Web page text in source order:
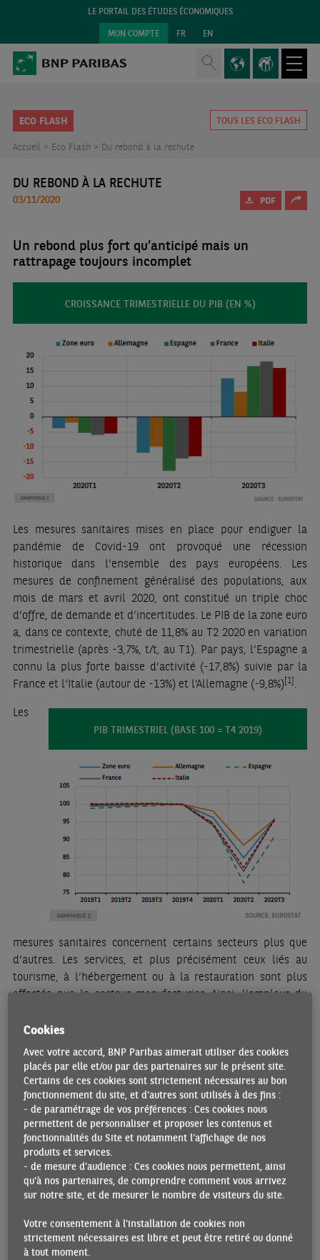
LE PORTAIL DES ÉTUDES ÉCONOMIQUES
MON COMPTE FR EN
ECO FLASH TOUS LES ECO FLASH
Accueil > Eco Flash > Du rebond à la rechute
DU REBOND À LA RECHUTE
03/11/2020 PDF
Un rebond plus fort qu’anticipé mais un
rattrapage toujours incomplet
CROISSANCE TRIMESTRIELLE DU PIB (EN %)
Les mesures sanitaires mises en place pour endiguer la
pandémie de Covid-19 ont provoqué une récession
historique dans l’ensemble des pays européens. Les
mesures de confinement généralisé des populations, aux
mois de mars et avril 2020, ont constitué un triple choc
d’offre, de demande et d’incertitudes. Le PIB de la zone euro
a, dans ce contexte, chuté de 11,8% au T2 2020 en variation
trimestrielle (après -3,7%, t/t, au T1). Par pays, l’Espagne a
connu la plus forte baisse d’activité (-17,8%) suivie par la
France et l’Italie (autour de -13%) et l’Allemagne (-9,8%)[1]
PIB TRIMESTRIEL (BASE 100 = T4 2019)
Les
mesures sanitaires concernent certains secteurs plus que
d’autres. Les services, et plus précisément ceux liés au
tourisme, à l’hébergement ou à la restauration sont plus
affectés que le secteur manufacturier. Ainsi, l’ampleur du
notamment de la structure économique des pays. La dureté
du confinement et la réponse économique apportée jouent
également. S’il est vrai que le profil de la reprise dépend en
partie de l’intensité de la baisse qui le précède, le rebond
de la croissance au T3 2020 en zone euro a toutefois
nettement surpris à la hausse, à +12,7% t/t contre +9,4%
selon le consensus, et +10,5% selon notre prévision. Ce
constat se vérifie dans les quatre plus grands pays de la
zone, en particulier en Italie (+16,1% contre +11,2%) et en
France (croissance du PIB de +18,2% contre +15,4% selon le
consensus).
FRANCE : DISPARITÉS SECTORIELLES
Cookies
Avec votre accord, BNP Paribas aimerait utiliser des cookies
placés par elle et/ou par des partenaires sur le présent site.
Certains de ces cookies sont strictement nécessaires au bon
fonctionnement du site, et d'autres sont utilisés à des fins :
- de paramétrage de vos préférences : Ces cookies nous
permettent de personnaliser et proposer les contenus et
fonctionnalités du Site et notamment l’affichage de nos
produits et services.
- de mesure d’audience : Ces cookies nous permettent, ainsi
qu'à nos partenaires, de comprendre comment vous arrivez
sur notre site, et de mesurer le nombre de visiteurs du site.
Votre consentement à l'installation de cookies non
strictement nécessaires est libre et peut être retiré ou donné
à tout moment.